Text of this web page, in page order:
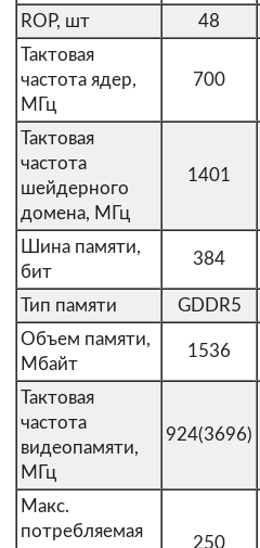
ROP, шт 48
Тактовая
частота ядер,
МГц
700
Тактовая
частота
шейдерного
домена, МГц
1401
Шина памяти,
бит
384
Тип памяти GDDR5
Объем памяти,
Мбайт
1536
Тактовая
частота
видеопамяти,
МГц
924(3696)
Макс.
потребляемая
250